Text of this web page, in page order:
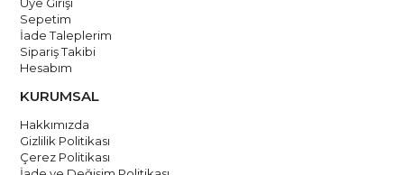
Üye Girişi
Sepetim
İade Taleplerim
Sipariş Takibi
Hesabım
KURUMSAL
Hakkımızda
Gizlilik Politikası
Çerez Politikası